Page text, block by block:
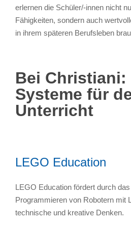
erlernen die Schüler/-innen nicht
Fähigkeiten, sondern auch
in ihrem späteren Berufsleben
Bei
Systeme für
Unterricht
LEGO Education
LEGO Education fördert durch
Programmieren von Robotern mit
technische und kreative Denken.